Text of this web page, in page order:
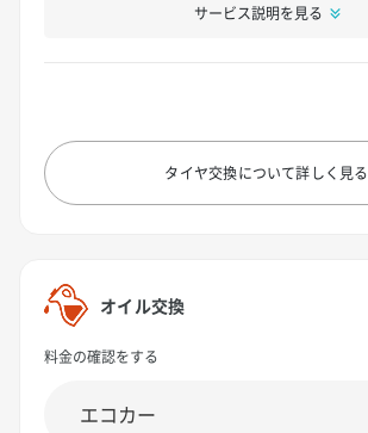
サービス説明を見る
タイヤ交換について詳しく見る
オイル交換
料金の確認をする